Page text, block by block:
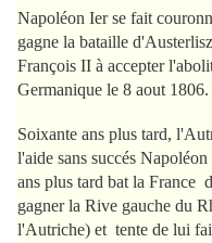
Napoléon Ier se fait
gagne la bataille
François II à accepter
Germanique le 8 aout 1806.
Soixante ans plus tard,
l'aide sans succés
ans plus tard bat la France
gagner la Rive gauche du
l'Autriche) et tente de lui